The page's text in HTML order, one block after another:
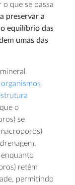
que se passa
preservar a
equilíbrio das
umas das
organismos
o
se
retêm
permitindo